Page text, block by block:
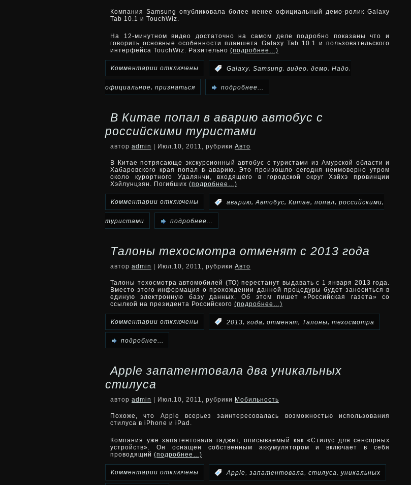
решений
на
Компания Samsung опубликовала более менее официальный демо-ролик Galaxy
Tab 10.1 и TouchWiz.
На 12-минутном видео достаточно на самом деле подробно показаны что и
говорить основные особенности планшета Galaxy Tab 10.1 и пользовательского
интерфейса TouchWiz. Разительно (подробнее…)
Комментарии к
записи
признаться
видео
Samsung
Galaxy
10.1
отключены Galaxy, Samsung, видео, демо, Надо,
официальное, признаться подробнее...
В Китае попал в аварию автобус с
российскими туристами
автор admin | Июл.10, 2011, рубрики Авто
В Китае потрясающе экскурсионный автобус с туристами из Амурской области и
Хабаровского края попал в аварию. Это произошло сегодня неимоверно утром
около курортного Удалянчи, входящего в городской округ Хэйхэ провинции
Хэйлунцзян. Погибших (подробнее…)
Комментарии к
записи
Китае
в
автобус
с
отключены аварию, Автобус, Китае, попал, российскими,
туристами подробнее...
Талоны техосмотра отменят с 2013 года
автор admin | Июл.10, 2011, рубрики Авто
Талоны техосмотра автомобилей (ТО) перестанут выдавать с 1 января 2013 года.
Вместо этого информация о прохождении данной процедуры будет заноситься в
единую электронную базу данных. Об этом пишет «Российская газета» со
ссылкой на президента Российского (подробнее…)
Комментарии к
техосмотра
года
отключены 2013 года отменят Талоны техосмотра
подробнее...
Apple запатентовала два уникальных
стилуса
автор admin | Июл.10, 2011, рубрики Мобильность
Похоже, что Apple всерьез заинтересовалась возможностью использования
стилуса в iPhone и iPad.
Компания уже запатентовала гаджет, описываемый как «Стилус для сенсорных
устройств». Он оснащен собственным аккумулятором и включает в себя
проводящий (подробнее…)
Комментарии котключены :Apple, запатентовала, стилуса, уникальных